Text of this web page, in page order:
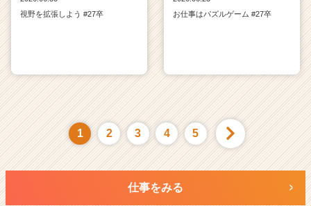
視野を拡張しよう #27卒
お仕事はパズルゲーム #27卒
1 2 3 4 5
仕事をみる